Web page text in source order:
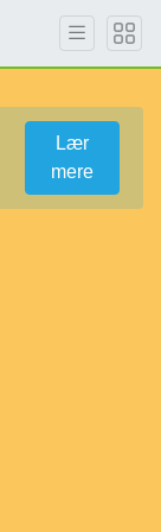
Lær
mere